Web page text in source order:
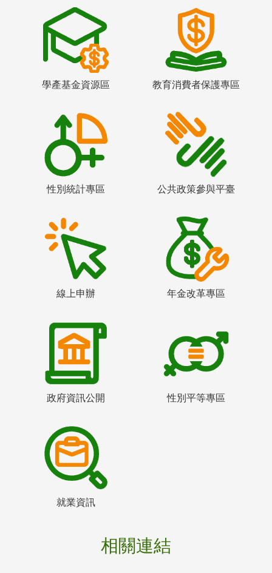
學產基金資源區 教育消費者保護專區
性別統計專區 公共政策參與平臺
線上申辦 年金改革專區
政府資訊公開 性別平等專區
就業資訊
相關連結